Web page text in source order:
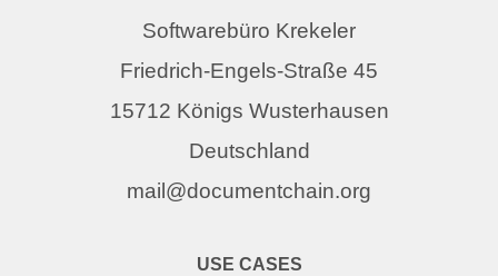
Softwarebüro Krekeler
Friedrich-Engels-Straße 45
15712 Königs Wusterhausen
Deutschland
mail@documentchain.org
USE CASES